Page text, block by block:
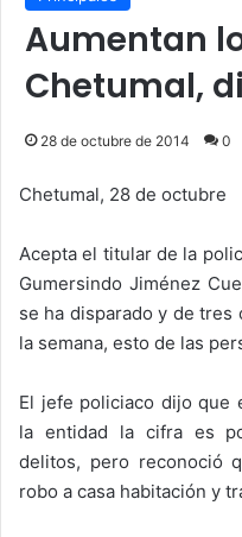
Aumentan
Chetumal,
28 de octubre de 2014 0
Chetumal, 28 de octubre
Acepta el titular de la
Gumersindo Jiménez
se ha disparado y de tres
la semana, esto de las
El jefe policiaco dijo que
la entidad la cifra es
delitos, pero reconoció
robo a casa habitación y